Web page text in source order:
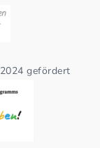
gefördert